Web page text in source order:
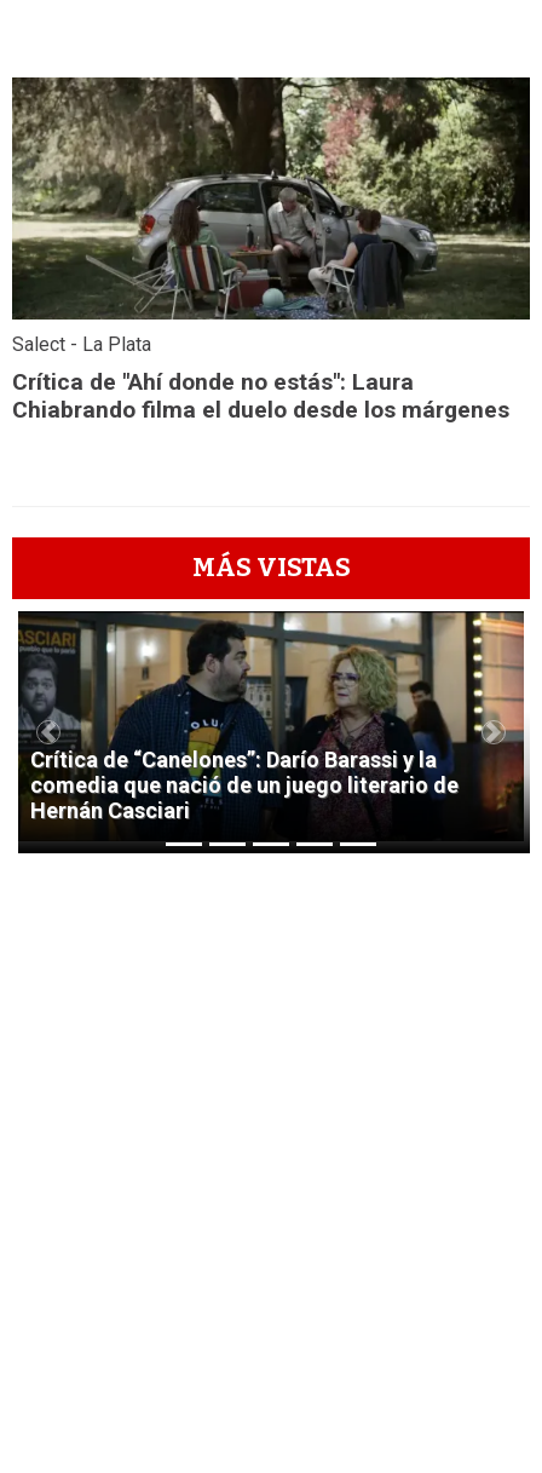
Salect - La Plata
Crítica de "Ahí donde no estás": Laura
Chiabrando filma el duelo desde los márgenes
MÁS VISTAS
1
Crítica de “Canelones”: Darío Barassi y la
comedia que nació de un juego literario de
Hernán Casciari
Previous Next